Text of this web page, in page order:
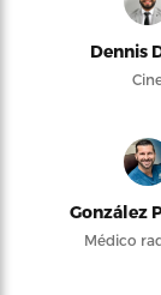
Dennis
González
Médico